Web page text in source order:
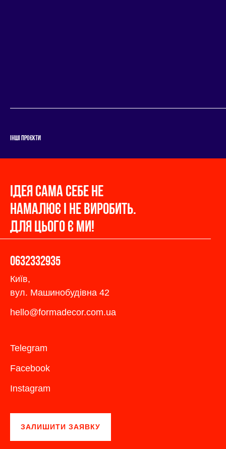
IНШI ПРОЄКТИ
IДЕЯ САМА СЕБЕ НЕ
НАМАЛЮЄ І НЕ ВИРОБИТЬ.
ДЛЯ ЦЬОГО Є МИ!
ЗАЛИШИТИ ЗАЯВКУ
Telegram
0632332935
Facebook
Київ,
вул. Машинобудівна 42
hello@formadecor.com.ua
Instagram